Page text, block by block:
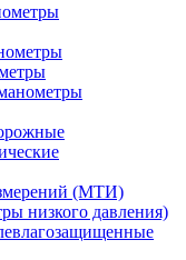
(МТИ)
низкого давления)